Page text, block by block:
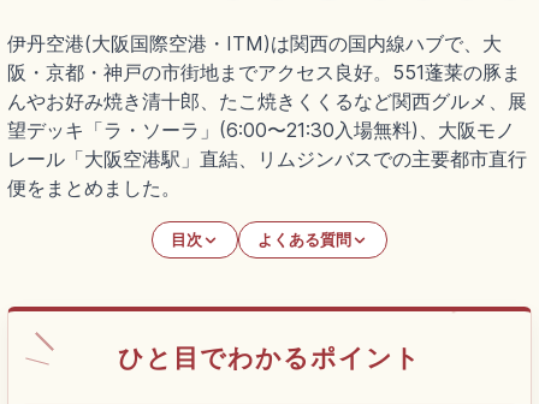
伊丹空港(大阪国際空港・ITM)は関西の国内線ハブで、大
阪・京都・神戸の市街地までアクセス良好。551蓬莱の豚ま
んやお好み焼き清十郎、たこ焼きくくるなど関西グルメ、展
望デッキ「ラ・ソーラ」(6:00〜21:30入場無料)、大阪モノ
レール「大阪空港駅」直結、リムジンバスでの主要都市直行
便をまとめました。
目次 よくある質問
ひと目でわかるポイント